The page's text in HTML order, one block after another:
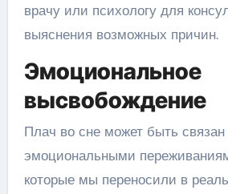
врачу или психологу для
выяснения возможных причин.
Эмоциональное
высвобождение
Плач во сне может быть
эмоциональными
которые мы переносили в